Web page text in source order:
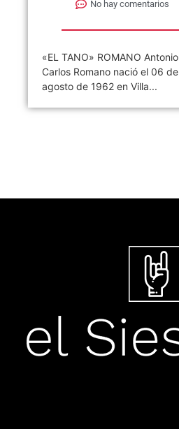
No hay comentarios
«EL TANO» ROMANO Antonio
Carlos Romano nació el 06 de
agosto de 1962 en Villa...